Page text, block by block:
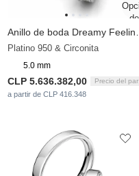
Platino 950 & Circonita
5.0 mm
CLP 5.636.382,00 Precio del par
a partir de CLP 416.348